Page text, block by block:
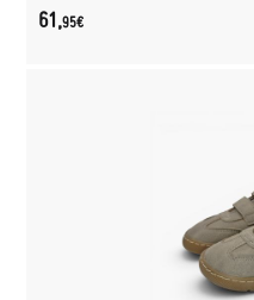
61,95€